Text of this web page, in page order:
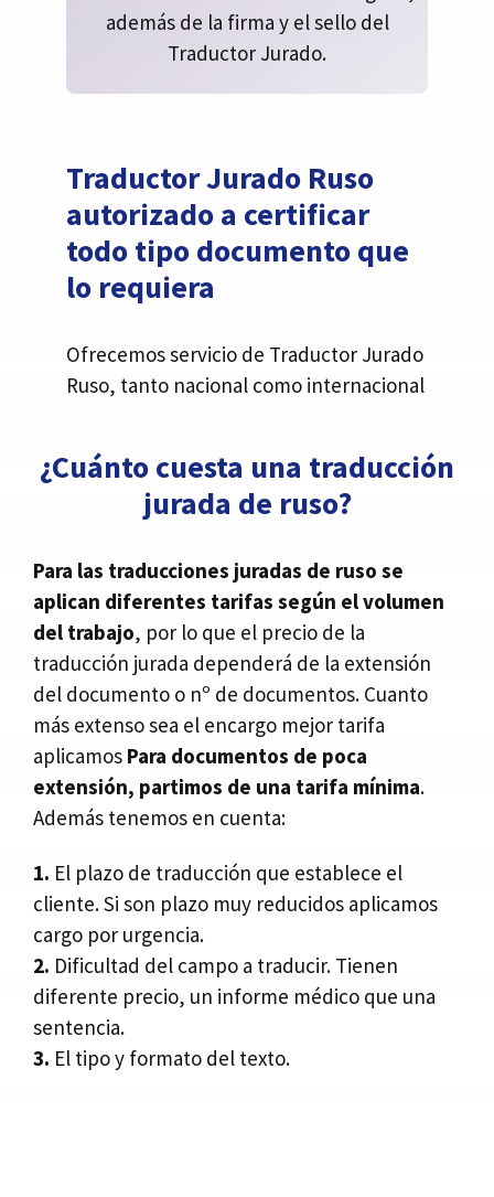
además de la firma y el sello del
Traductor Jurado.
Traductor Jurado Ruso
autorizado a certificar
todo tipo documento que
lo requiera
Ofrecemos servicio de Traductor Jurado
Ruso, tanto nacional como internacional
¿Cuánto cuesta una traducción
jurada de ruso?
Para las traducciones juradas de ruso se
aplican diferentes tarifas según el volumen
del trabajo, por lo que el precio de la
traducción jurada dependerá de la extensión
del documento o nº de documentos. Cuanto
más extenso sea el encargo mejor tarifa
aplicamos Para documentos de poca
extensión, partimos de una tarifa mínima.
Además tenemos en cuenta:
1. El plazo de traducción que establece el
cliente. Si son plazo muy reducidos aplicamos
cargo por urgencia.
2. Dificultad del campo a traducir. Tienen
diferente precio, un informe médico que una
sentencia.
3. El tipo y formato del texto.